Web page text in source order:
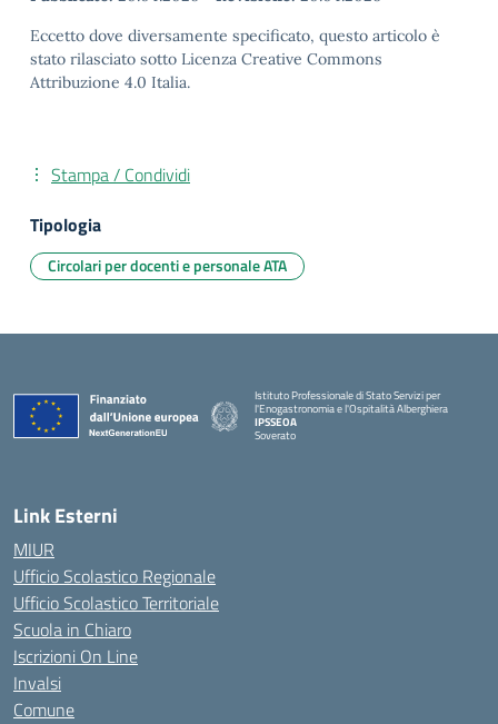
Eccetto dove diversamente specificato, questo articolo è
stato rilasciato sotto Licenza Creative Commons
Attribuzione 4.0 Italia.
Stampa / Condividi
Tipologia
Circolari per docenti e personale ATA
Istituto Professionale di Stato Servizi per
l'Enogastronomia e l'Ospitalità Alberghiera
IPSSEOA
Soverato
Link Esterni
MIUR
Ufficio Scolastico Regionale
Ufficio Scolastico Territoriale
Scuola in Chiaro
Iscrizioni On Line
Invalsi
Comune